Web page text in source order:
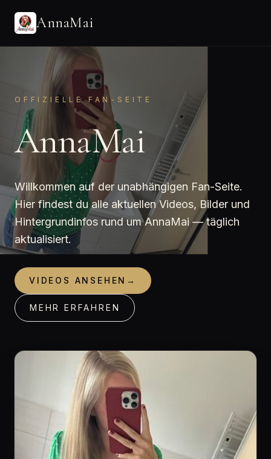
AnnaMai
OFFIZIELLE FAN-SEITE
AnnaMai
Willkommen auf der unabhängigen Fan-Seite.
Hier findest du alle aktuellen Videos, Bilder und
Hintergrundinfos rund um AnnaMai — täglich
aktualisiert.
VIDEOS ANSEHEN →
MEHR ERFAHREN